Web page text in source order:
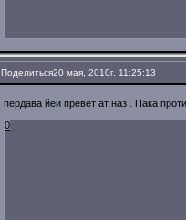
Поделиться20 мая, 2010г. 11:25:13
пердава йеи превет ат наз . Пака
0